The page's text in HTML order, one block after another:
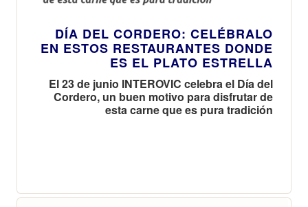
DÍA DEL CORDERO: CELÉBRALO
EN ESTOS RESTAURANTES DONDE
ES EL PLATO ESTRELLA
El 23 de junio INTEROVIC celebra el Día del
Cordero, un buen motivo para disfrutar de
esta carne que es pura tradición